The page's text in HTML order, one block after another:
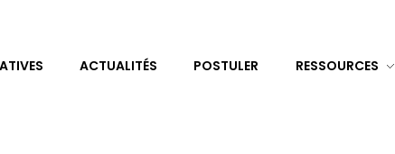
ACTUALITÉS POSTULER RESSOURCES